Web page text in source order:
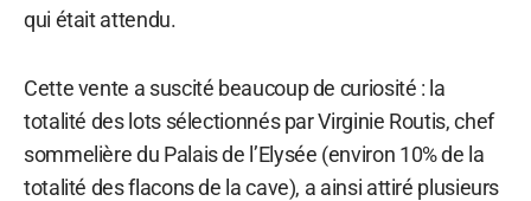
qui était attendu.
Cette vente a suscité beaucoup de curiosité : la
totalité des lots sélectionnés par Virginie Routis, chef
sommelière du Palais de l’Elysée (environ 10% de la
totalité des flacons de la cave), a ainsi attiré plusieurs